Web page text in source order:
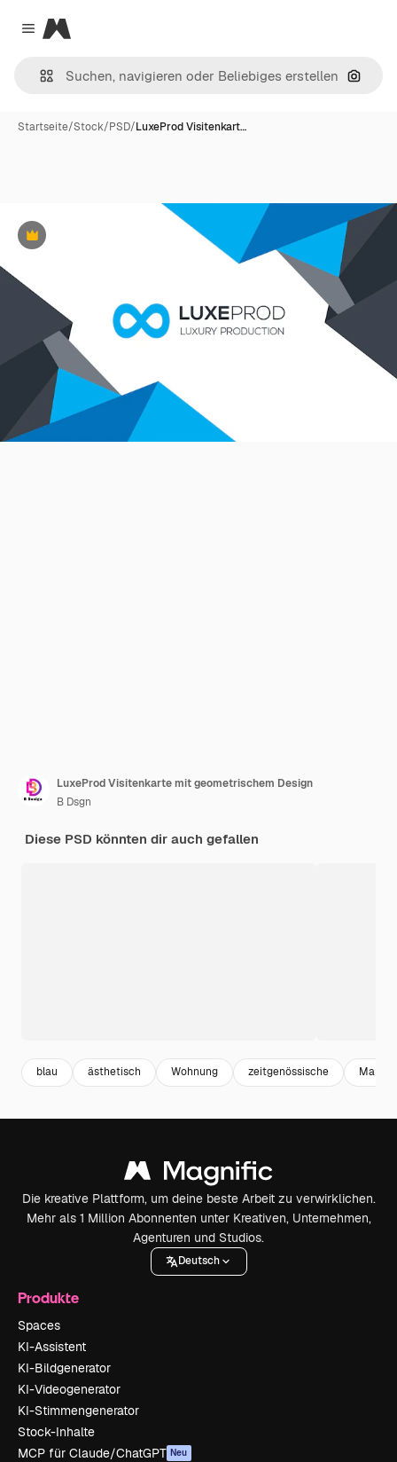
Close menu
Magnific
Nach
Startseite/Stock/PSD/LuxeProd Visitenkart…
Premium
LuxeProd Visitenkarte mit geometrischem Design
B Dsgn
Diese PSD könnten dir auch gefallen
blau ästhetisch Wohnung zeitgenössische Marke
Die kreative Plattform, um deine beste Arbeit zu verwirklichen.
Mehr als 1 Million Abonnenten unter Kreativen, Unternehmen,
Agenturen und Studios.
Deutsch
Produkte
Spaces
KI-Assistent
KI-Bildgenerator
KI-Videogenerator
KI-Stimmengenerator
Stock-Inhalte
MCP für Claude/ChatGPT Neu